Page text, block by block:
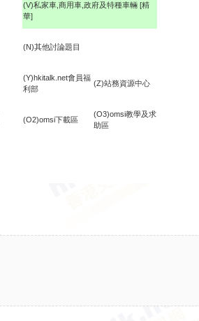
(V)私家車,商用車,政府及特種車輛 [精
華]
(N)其他討論題目
(Y)hkitalk.net會員福
利部
(Z)站務資源中心
(O2)omsi下載區
(O3)omsi教學及求
助區